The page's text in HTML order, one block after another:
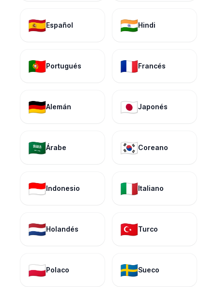
🇪🇸Español 🇮🇳Hindi
🇵🇹Portugués 🇫🇷Francés
🇩🇪Alemán 🇯🇵Japonés
🇸🇦Árabe 🇰🇷Coreano
🇮🇩Indonesio 🇮🇹Italiano
🇳🇱Holandés 🇹🇷Turco
🇵🇱Polaco 🇸🇪Sueco